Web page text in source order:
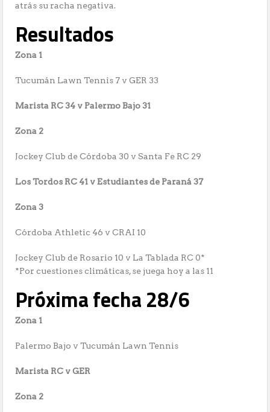
atrás su racha negativa.
Resultados
Zona 1
Tucumán Lawn Tennis 7 v GER 33
Marista RC 34 v Palermo Bajo 31
Zona 2
Jockey Club de Córdoba 30 v Santa Fe RC 29
Los Tordos RC 41 v Estudiantes de Paraná 37
Zona 3
Córdoba Athletic 46 v CRAI 10
Jockey Club de Rosario 10 v La Tablada RC 0*
*Por cuestiones climáticas, se juega hoy a las 11
Próxima fecha 28/6
Zona 1
Palermo Bajo v Tucumán Lawn Tennis
Marista RC v GER
Zona 2